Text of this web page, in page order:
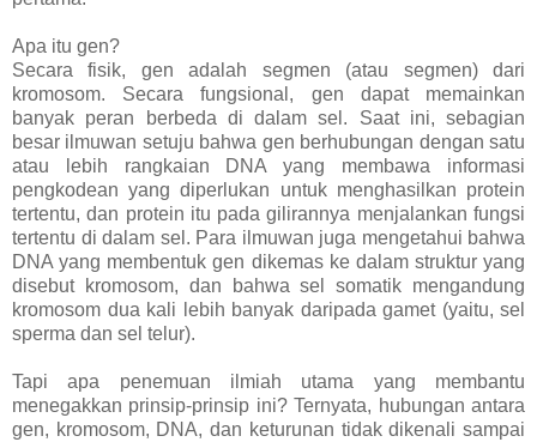
Apa itu gen?
Secara fisik, gen adalah segmen (atau segmen) dari
kromosom. Secara fungsional, gen dapat memainkan
banyak peran berbeda di dalam sel. Saat ini, sebagian
besar ilmuwan setuju bahwa gen berhubungan dengan satu
atau lebih rangkaian DNA yang membawa informasi
pengkodean yang diperlukan untuk menghasilkan protein
tertentu, dan protein itu pada gilirannya menjalankan fungsi
tertentu di dalam sel. Para ilmuwan juga mengetahui bahwa
DNA yang membentuk gen dikemas ke dalam struktur yang
disebut kromosom, dan bahwa sel somatik mengandung
kromosom dua kali lebih banyak daripada gamet (yaitu, sel
sperma dan sel telur).
Tapi apa penemuan ilmiah utama yang membantu
menegakkan prinsip-prinsip ini? Ternyata, hubungan antara
gen, kromosom, DNA, dan keturunan tidak dikenali sampai